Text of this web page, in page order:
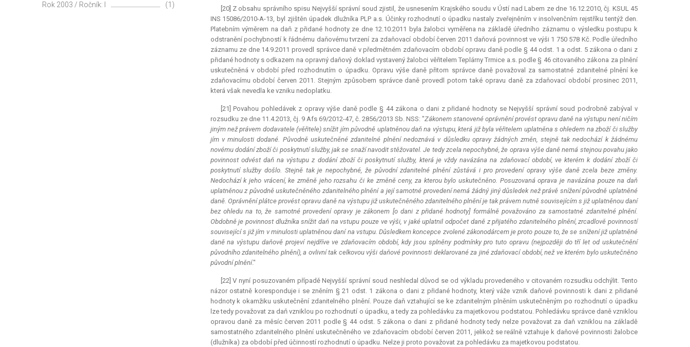
[20] Z obsahu správního spisu Nejvyšší správní soud zjistil, že usnesením Krajského soudu v Ústí nad Labem ze dne 16.12.2010, čj. KSUL 45
INS 15086/2010-A-13, byl zjištěn úpadek dlužníka PLP a.s. Účinky rozhodnutí o úpadku nastaly zveřejněním v insolvenčním rejstříku tentýž den.
Platebním výměrem na daň z přidané hodnoty ze dne 12.10.2011 byla žalobci vyměřena na základě úředního záznamu o výsledku postupu k
odstranění pochybností k řádnému daňovému tvrzení za zdaňovací období červen 2011 daňová povinnost ve výši 1 750 578 Kč. Podle úředního
záznamu ze dne 14.9.2011 provedl správce daně v předmětném zdaňovacím období opravu daně podle § 44 odst. 1 a odst. 5 zákona o dani z
přidané hodnoty s odkazem na opravný daňový doklad vystavený žalobci věřitelem Teplárny Trmice a.s. podle § 46 citovaného zákona za plnění
uskutečněná v období před rozhodnutím o úpadku. Opravu výše daně přitom správce daně považoval za samostatné zdanitelné plnění ke
zdaňovacímu období červen 2011. Stejným způsobem správce daně provedl potom také opravu daně za zdaňovací období prosinec 2011,
která však nevedla ke vzniku nedoplatku.
[21] Povahou pohledávek z opravy výše daně podle § 44 zákona o dani z přidané hodnoty se Nejvyšší správní soud podrobně zabýval v
rozsudku ze dne 11.4.2013, čj. 9 Afs 69/2012-47, č. 2856/2013 Sb. NSS: "Zákonem stanovené oprávnění provést opravu daně na výstupu není ničím
jiným než právem dodavatele (věřitele) snížit jím původně uplatněnou daň na výstupu, která již byla věřitelem uplatněna s ohledem na zboží či služby
jím v minulosti dodané. Původně uskutečněné zdanitelné plnění nedoznává v důsledku opravy žádných změn, stejně tak nedochází k žádnému
novému dodání zboží či poskytnutí služby, jak se snaží navodit stěžovatel. Je tedy zcela nepochybné, že oprava výše daně nemá stejnou povahu jako
povinnost odvést daň na výstupu z dodání zboží či poskytnutí služby, která je vždy navázána na zdaňovací období, ve kterém k dodání zboží či
poskytnutí služby došlo. Stejně tak je nepochybné, že původní zdanitelné plnění zůstává i pro provedení opravy výše daně zcela beze změny.
Nedochází k jeho vrácení, ke změně jeho rozsahu či ke změně ceny, za kterou bylo uskutečněno. Posuzovaná oprava je navázána pouze na daň
uplatněnou z původně uskutečněného zdanitelného plnění a její samotné provedení nemá žádný jiný důsledek než právě snížení původně uplatněné
daně. Oprávnění plátce provést opravu daně na výstupu již uskutečněného zdanitelného plnění je tak právem nutně souvisejícím s již uplatněnou daní
bez ohledu na to, že samotné provedení opravy je zákonem [o dani z přidané hodnoty] formálně považováno za samostatné zdanitelné plnění.
Obdobně je povinnost dlužníka snížit daň na vstupu pouze ve výši, v jaké uplatnil odpočet daně z přijatého zdanitelného plnění, zrcadlově povinností
související s již jím v minulosti uplatněnou daní na vstupu. Důsledkem koncepce zvolené zákonodárcem je proto pouze to, že se snížení již uplatněné
daně na výstupu daňově projeví nejdříve ve zdaňovacím období, kdy jsou splněny podmínky pro tuto opravu (nejpozději do tří let od uskutečnění
původního zdanitelného plnění), a ovlivní tak celkovou výši daňové povinnosti deklarované za jiné zdaňovací období, než ve kterém bylo uskutečněno
původní plnění."
[22] V nyní posuzovaném případě Nejvyšší správní soud neshledal důvod se od výkladu provedeného v citovaném rozsudku odchýlit. Tento
názor ostatně koresponduje i se zněním § 21 odst. 1 zákona o dani z přidané hodnoty, který váže vznik daňové povinnosti k dani z přidané
hodnoty k okamžiku uskutečnění zdanitelného plnění. Pouze daň vztahující se ke zdanitelným plněním uskutečněným po rozhodnutí o úpadku
lze tedy považovat za daň vzniklou po rozhodnutí o úpadku, a tedy za pohledávku za majetkovou podstatou. Pohledávku správce daně vzniklou
opravou daně za měsíc červen 2011 podle § 44 odst. 5 zákona o dani z přidané hodnoty tedy nelze považovat za daň vzniklou na základě
samostatného zdanitelného plnění uskutečněného ve zdaňovacím období červen 2011, jelikož se reálně vztahuje k daňové povinnosti žalobce
(dlužníka) za období před účinností rozhodnutí o úpadku. Nelze ji proto považovat za pohledávku za majetkovou podstatou.
Rok 2003 / Ročník: I (1)